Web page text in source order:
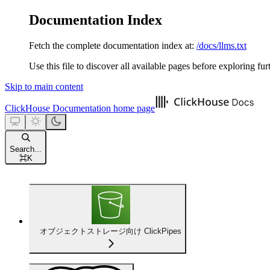
Documentation Index
Fetch the complete documentation index at: /docs/llms.txt
Use this file to discover all available pages before exploring
Skip to main content
ClickHouse Documentation home page
Search...
⌘K
オブジェクトストレージ向け ClickPipes